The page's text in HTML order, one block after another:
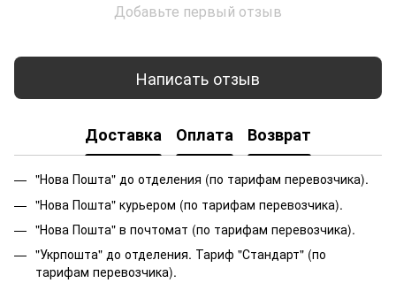
Добавьте первый отзыв
Написать отзыв
Доставка Оплата Возврат
"Нова Пошта" до отделения (по тарифам перевозчика).
"Нова Пошта" курьером (по тарифам перевозчика).
"Нова Пошта" в почтомат (по тарифам перевозчика).
"Укрпошта" до отделения. Тариф "Стандарт" (по
тарифам перевозчика).